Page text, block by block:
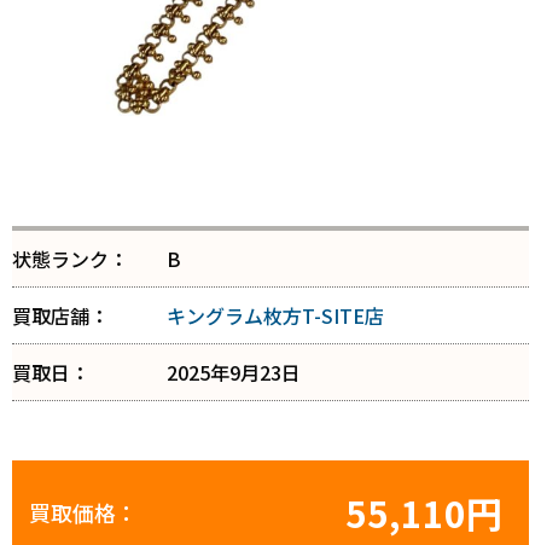
状態ランク：
B
買取店舗：
キングラム枚方T-SITE店
買取日：
2025年9月23日
買取価格： 55,110円